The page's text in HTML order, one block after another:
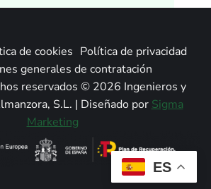
de cookies Política de privacidad
generales de contratación
reservados © 2026 Ingenieros y
S.L. | Diseñado porSigma
Marketing
ES